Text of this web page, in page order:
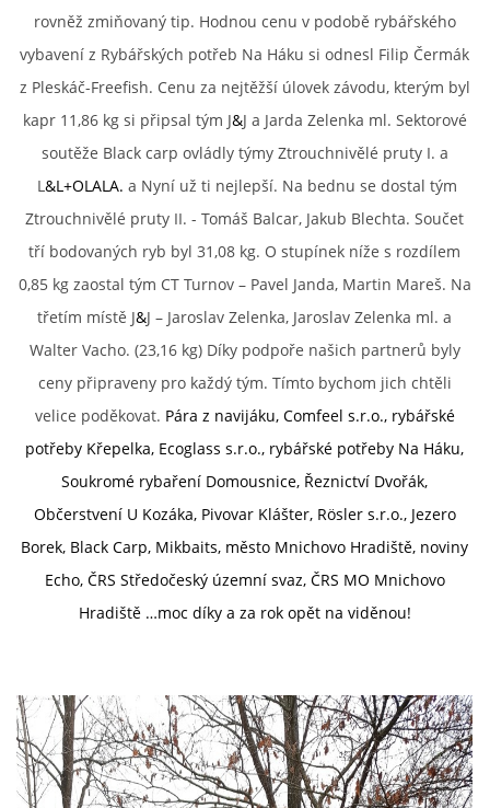
rovněž zmiňovaný tip. Hodnou cenu v podobě rybářského
vybavení z Rybářských potřeb Na Háku si odnesl Filip Čermák
z Pleskáč-Freefish. Cenu za nejtěžší úlovek závodu, kterým byl
kapr 11,86 kg si připsal tým J&J a Jarda Zelenka ml. Sektorové
soutěže Black carp ovládly týmy Ztrouchnivělé pruty I. a
L &L+OLALA. a Nyní už ti nejlepší. Na bednu se dostal tým
Ztrouchnivělé pruty II. - Tomáš Balcar, Jakub Blechta. Součet
tří bodovaných ryb byl 31,08 kg. O stupínek níže s rozdílem
0,85 kg zaostal tým CT Turnov – Pavel Janda, Martin Mareš. Na
třetím místě J&J – Jaroslav Zelenka, Jaroslav Zelenka ml. a
Walter Vacho. (23,16 kg) Díky podpoře našich partnerů byly
ceny připraveny pro každý tým. Tímto bychom jich chtěli
velice poděkovat. Pára z navijáku, Comfeel s.r.o., rybářské
potřeby Křepelka, Ecoglass s.r.o., rybářské potřeby Na Háku,
Soukromé rybaření Domousnice, Řeznictví Dvořák,
Občerstvení U Kozáka, Pivovar Klášter, Rösler s.r.o., Jezero
Borek, Black Carp, Mikbaits, město Mnichovo Hradiště, noviny
Echo, ČRS Středočeský územní svaz, ČRS MO Mnichovo
Hradiště …moc díky a za rok opět na viděnou!